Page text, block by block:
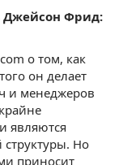
Джейсон Фрид:
о том, как
он делает
и менеджеров
являются
Но
приносит